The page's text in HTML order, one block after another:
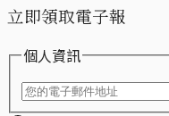
立即領取電子報
個人資訊